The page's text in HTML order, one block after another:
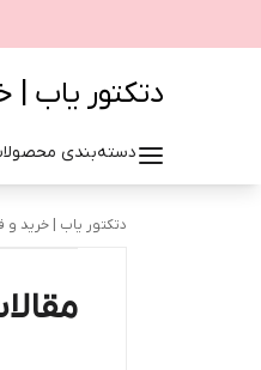
دتکتور یاب |
دسته‌بندی
دتکتور یاب | خرید و